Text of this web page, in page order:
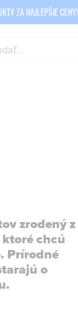
ZA NAJLEPŠIE CENY!
zrodený z
ktoré chcú
Prírodné
o